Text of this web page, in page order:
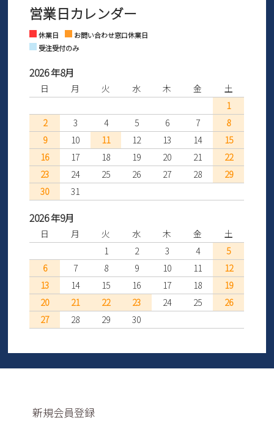
さい。
※土日祝はお問い合わせ窓口休業日となります。
Facebook Instagram
営業日カレンダー
休業日
お問い合わせ窓口休業日
受注受付のみ
2026 年8月
日 月 火 水 木 金
土
1
2
3 4 5 6 7
8
9
10 11 12 13 14
15
16
17 18 19 20 21
22
23
24 25 26 27 28
29
30
31
2026 年9月
日 月 火 水 木 金
土
1
2 3 4
5
6
7 8 9 10 11
12
13
14 15 16 17 18
19
20
21 22 23 24 25
26
27
28 29 30
新規会員登録